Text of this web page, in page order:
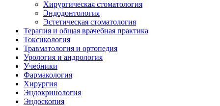
Хирургическая стоматология
Эндодонтология
Эстетическая стоматология
Терапия и общая врачебная практика
Токсикология
Травматология и ортопедия
Урология и андрология
Учебники
Фармакология
Хирургия
Эндокринология
Эндоскопия